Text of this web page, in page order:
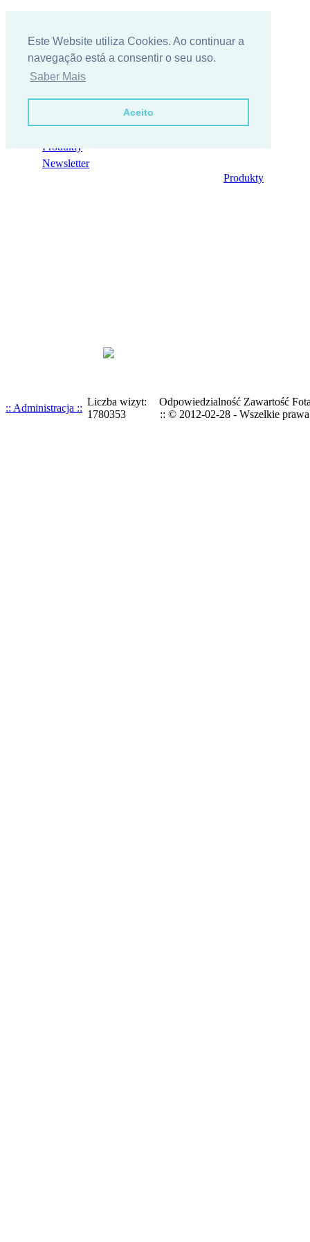
Este Website utiliza Cookies. Ao continuar a
navegação está a consentir o seu uso.
Saber Mais
Aceito
Skontaktuj się z nami
Produkty
Newsletter
Produkty
:: Administracja ::
Liczba wizyt:
1780353
Odpowiedzialność Zawartość
:: © 2012-02-28 - Wszelkie prawa